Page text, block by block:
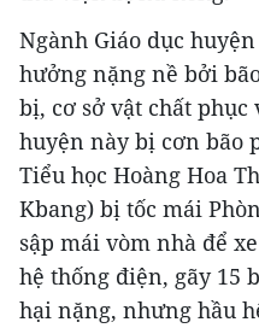
Ngành Giáo dục
hưởng nặng nề bởi
bị, cơ sở vật chất
huyện này bị cơn bão
Tiểu học Hoàng Hoa
Kbang) bị tốc mái
sập mái vòm nhà để
hệ thống điện, gãy 15
hại nặng, nhưng hầu